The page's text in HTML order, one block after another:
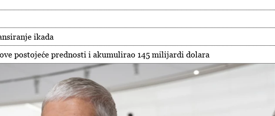
ikada
postojeće prednosti i akumulirao 145 milijardi dolara